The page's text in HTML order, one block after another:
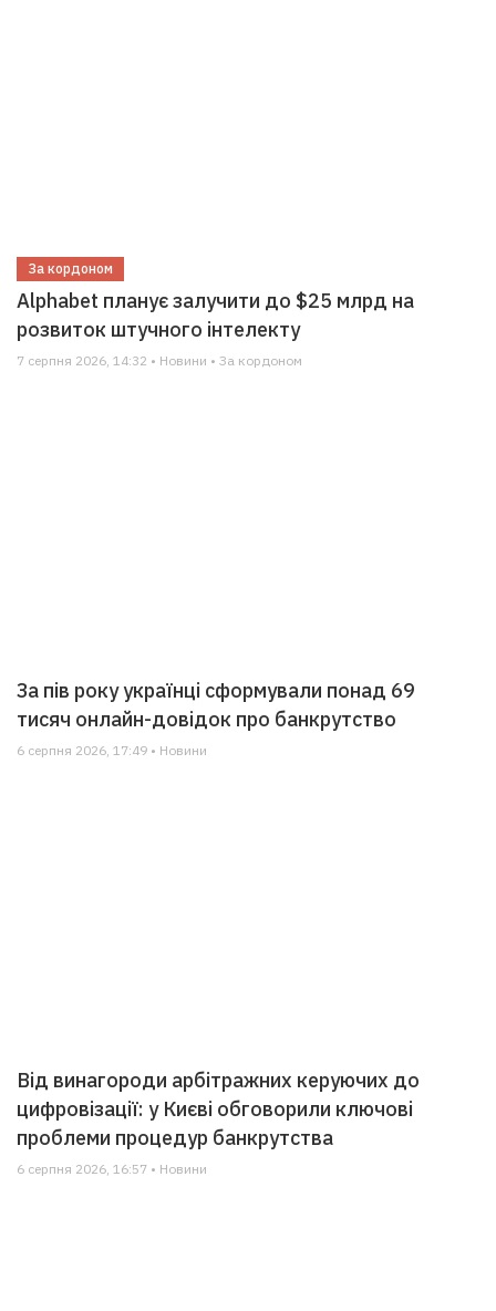
За кордоном
Alphabet планує залучити до $25 млрд на
розвиток штучного інтелекту
7 серпня 2026, 14:32 • Новини • За кордоном
За пів року українці сформували понад 69
тисяч онлайн-довідок про банкрутство
6 серпня 2026, 17:49 • Новини
Від винагороди арбітражних керуючих до
цифровізації: у Києві обговорили ключові
проблеми процедур банкрутства
6 серпня 2026, 16:57 • Новини